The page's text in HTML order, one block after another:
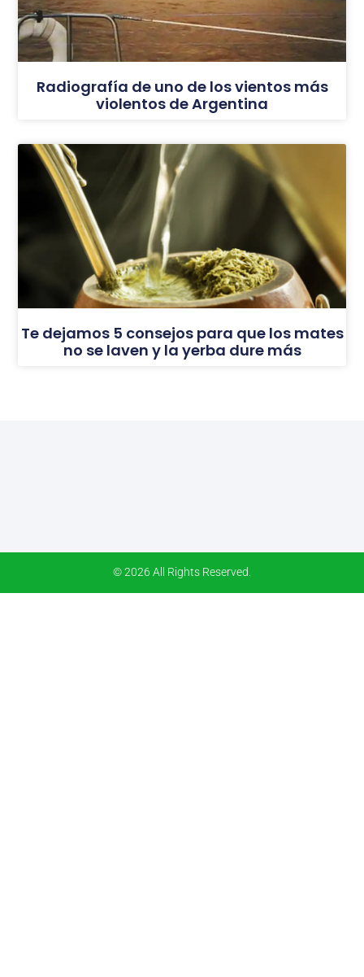
Radiografía de uno de los vientos más
violentos de Argentina
Te dejamos 5 consejos para que los mates
no se laven y la yerba dure más
© 2026 All Rights Reserved.